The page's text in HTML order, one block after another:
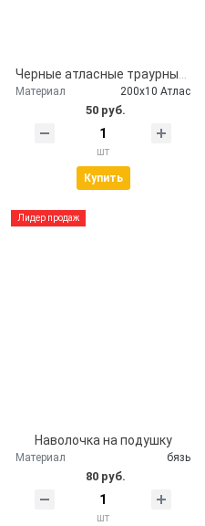
Черные атласные траурные ленты - скорбим и помним
Материал 200х10 Атлас
50 руб.
шт
Купить
Лидер продаж
Наволочка на подушку
Материал бязь
80 руб.
шт